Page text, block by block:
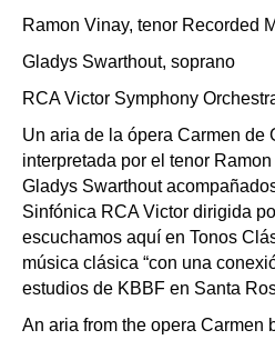
Ramon Vinay, tenor Recorded
Gladys Swarthout, soprano
RCA Victor Symphony
Un aria de la ópera Carmen de
interpretada por el tenor
Gladys Swarthout
Sinfónica RCA Victor dirigida
escuchamos aquí en Tonos
música clásica “con una
estudios de KBBF en Santa
An aria from the opera Carmen